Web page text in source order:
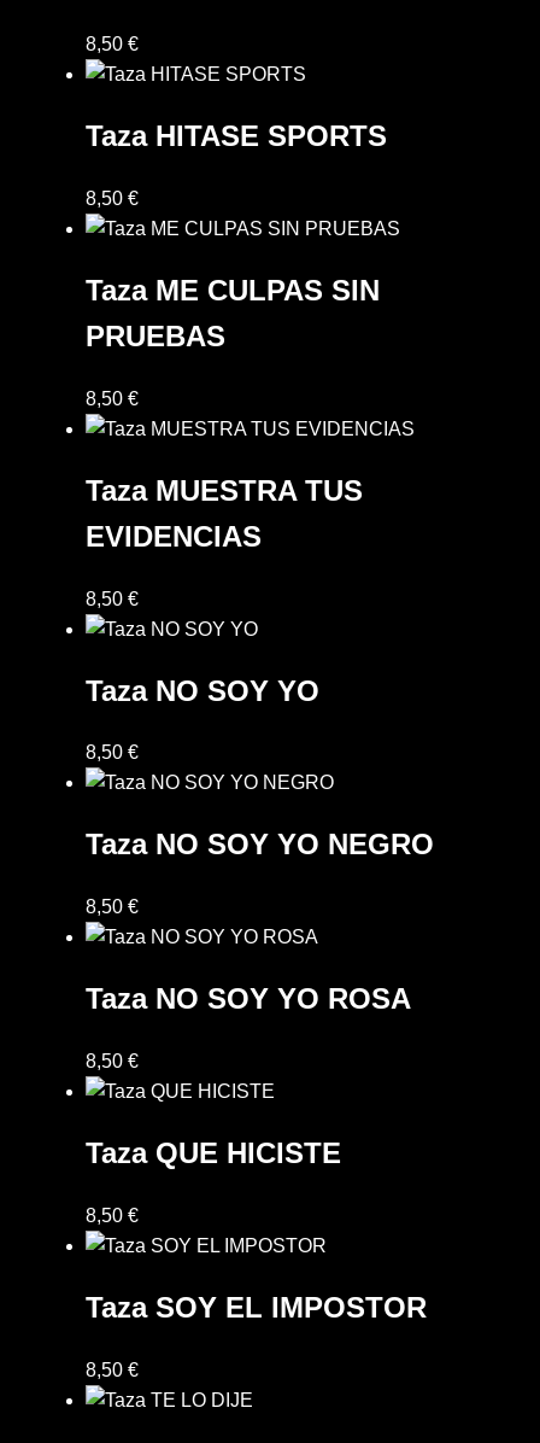
Mi cuenta
Productos
Regalos
Sample Page
Términos y condiciones de venta
8,50 €
Taza HITASE SPORTS
8,50 €
Taza ME CULPAS SIN
PRUEBAS
8,50 €
Taza MUESTRA TUS
EVIDENCIAS
8,50 €
Taza NO SOY YO
8,50 €
Taza NO SOY YO NEGRO
8,50 €
Taza NO SOY YO ROSA
8,50 €
Taza QUE HICISTE
8,50 €
Taza SOY EL IMPOSTOR
8,50 €